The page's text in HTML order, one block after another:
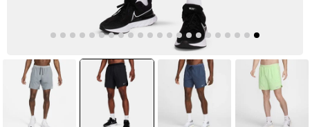
أخضر أزرق selected
أسود رمادي